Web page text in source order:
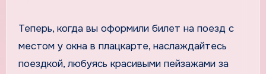
Теперь, когда вы оформили билет на поезд с
местом у окна в плацкарте, наслаждайтесь
поездкой, любуясь красивыми пейзажами за